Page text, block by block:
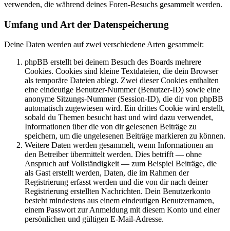
verwenden, die während deines Foren-Besuchs gesammelt werden.
Umfang und Art der Datenspeicherung
Deine Daten werden auf zwei verschiedene Arten gesammelt:
phpBB erstellt bei deinem Besuch des Boards mehrere
Cookies. Cookies sind kleine Textdateien, die dein Browser
als temporäre Dateien ablegt. Zwei dieser Cookies enthalten
eine eindeutige Benutzer-Nummer (Benutzer-ID) sowie eine
anonyme Sitzungs-Nummer (Session-ID), die dir von phpBB
automatisch zugewiesen wird. Ein drittes Cookie wird erstellt,
sobald du Themen besucht hast und wird dazu verwendet,
Informationen über die von dir gelesenen Beiträge zu
speichern, um die ungelesenen Beiträge markieren zu können.
Weitere Daten werden gesammelt, wenn Informationen an
den Betreiber übermittelt werden. Dies betrifft — ohne
Anspruch auf Vollständigkeit — zum Beispiel Beiträge, die
als Gast erstellt werden, Daten, die im Rahmen der
Registrierung erfasst werden und die von dir nach deiner
Registrierung erstellten Nachrichten. Dein Benutzerkonto
besteht mindestens aus einem eindeutigen Benutzernamen,
einem Passwort zur Anmeldung mit diesem Konto und einer
persönlichen und gültigen E-Mail-Adresse.